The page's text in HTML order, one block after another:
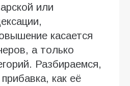
или
касается
а только
Разбираемся,
как её